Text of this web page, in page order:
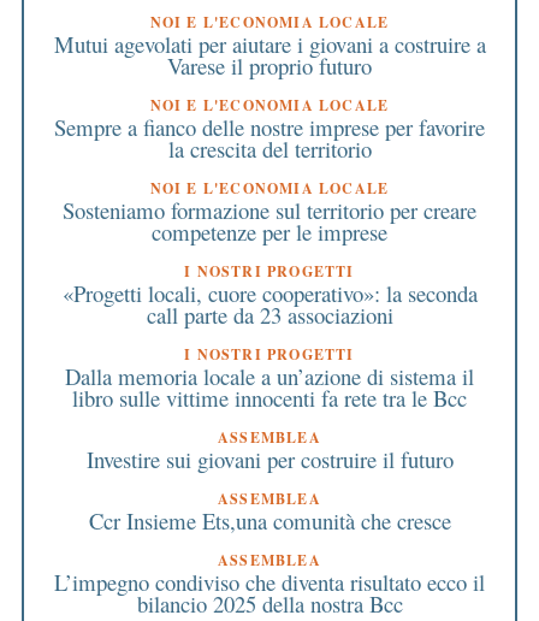
NOI E L'ECONOMIA LOCALE
Mutui agevolati per aiutare i giovani a costruire a
Varese il proprio futuro
NOI E L'ECONOMIA LOCALE
Sempre a fianco delle nostre imprese per favorire
la crescita del territorio
NOI E L'ECONOMIA LOCALE
Sosteniamo formazione sul territorio per creare
competenze per le imprese
I NOSTRI PROGETTI
«Progetti locali, cuore cooperativo»: la seconda
call parte da 23 associazioni
I NOSTRI PROGETTI
Dalla memoria locale a un’azione di sistema il
libro sulle vittime innocenti fa rete tra le Bcc
ASSEMBLEA
Investire sui giovani per costruire il futuro
ASSEMBLEA
Ccr Insieme Ets,una comunità che cresce
ASSEMBLEA
L’impegno condiviso che diventa risultato ecco il
bilancio 2025 della nostra Bcc